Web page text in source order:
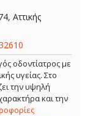
Αττικής
οδοντίατρος με
υγείας. Στο
την υψηλή
και την